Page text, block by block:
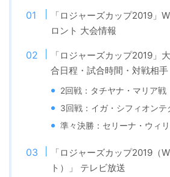
「ロジャーズカップ2019」
ロント 大会情報
「ロジャーズカップ2019」
合日程・試合時間・対戦相手
2回戦：タチヤナ・マリア戦
3回戦：イガ・シフィオンテ
準々決勝：セリーナ・ウィ
「ロジャーズカップ2019（
ト）」 テレビ放送